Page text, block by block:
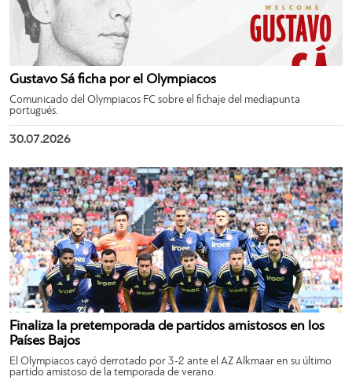
Gustavo Sá ficha por el Olympiacos
Comunicado del Olympiacos FC sobre el fichaje del mediapunta
portugués.
30.07.2026
Finaliza la pretemporada de partidos amistosos en los
Países Bajos
El Olympiacos cayó derrotado por 3-2 ante el AZ Alkmaar en su último
partido amistoso de la temporada de verano.